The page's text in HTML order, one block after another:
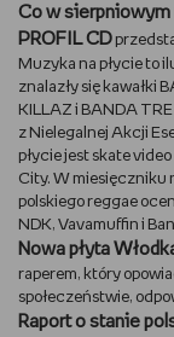
RYSUJĘ
PORADNIKI
WYWIADY
WSZYSTKO O
REDAKCJA
WYDARZENIA
Co w sierpniowym
PROFIL CD
Muzyka na płycie to
znalazły się kawałki
KILLAZ i BANDA
z Nielegalnej Akcji
płycie jest skate
City. W miesięczniku
polskiego reggae
NDK, Vavamuffin i
Nowa płyta
raperem, który
społeczeństwie,
Raport o stanie